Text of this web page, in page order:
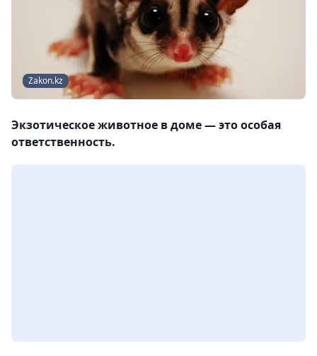
Zakon.kz
Экзотическое животное в доме — это особая
ответственность.